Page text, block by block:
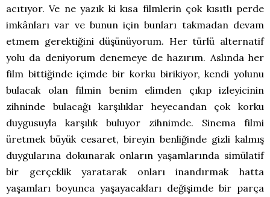
acıtıyor. Ve ne yazık ki kısa filmlerin çok kısıtlı perde
imkânları var ve bunun için bunları takmadan devam
etmem gerektiğini düşünüyorum. Her türlü alternatif
yolu da deniyorum denemeye de hazırım. Aslında her
film bittiğinde içimde bir korku birikiyor, kendi yolunu
bulacak olan filmin benim elimden çıkıp izleyicinin
zihninde bulacağı karşılıklar heyecandan çok korku
duygusuyla karşılık buluyor zihnimde. Sinema filmi
üretmek büyük cesaret, bireyin benliğinde gizli kalmış
duygularına dokunarak onların yaşamlarında simülatif
bir gerçeklik yaratarak onları inandırmak hatta
yaşamları boyunca yaşayacakları değişimde bir parça